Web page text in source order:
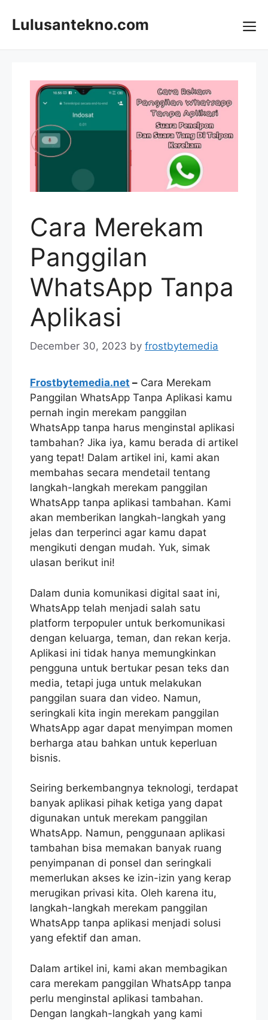
Lulusantekno.com
Cara Merekam
Panggilan
WhatsApp Tanpa
Aplikasi
December 30, 2023 by frostbytemedia
Frostbytemedia.net – Cara Merekam
Panggilan WhatsApp Tanpa Aplikasi kamu
pernah ingin merekam panggilan
WhatsApp tanpa harus menginstal aplikasi
tambahan? Jika iya, kamu berada di artikel
yang tepat! Dalam artikel ini, kami akan
membahas secara mendetail tentang
langkah-langkah merekam panggilan
WhatsApp tanpa aplikasi tambahan. Kami
akan memberikan langkah-langkah yang
jelas dan terperinci agar kamu dapat
mengikuti dengan mudah. Yuk, simak
ulasan berikut ini!
Dalam dunia komunikasi digital saat ini,
WhatsApp telah menjadi salah satu
platform terpopuler untuk berkomunikasi
dengan keluarga, teman, dan rekan kerja.
Aplikasi ini tidak hanya memungkinkan
pengguna untuk bertukar pesan teks dan
media, tetapi juga untuk melakukan
panggilan suara dan video. Namun,
seringkali kita ingin merekam panggilan
WhatsApp agar dapat menyimpan momen
berharga atau bahkan untuk keperluan
bisnis.
Seiring berkembangnya teknologi, terdapat
banyak aplikasi pihak ketiga yang dapat
digunakan untuk merekam panggilan
WhatsApp. Namun, penggunaan aplikasi
tambahan bisa memakan banyak ruang
penyimpanan di ponsel dan seringkali
memerlukan akses ke izin-izin yang kerap
merugikan privasi kita. Oleh karena itu,
langkah-langkah merekam panggilan
WhatsApp tanpa aplikasi menjadi solusi
yang efektif dan aman.
Dalam artikel ini, kami akan membagikan
cara merekam panggilan WhatsApp tanpa
perlu menginstal aplikasi tambahan.
Dengan langkah-langkah yang kami